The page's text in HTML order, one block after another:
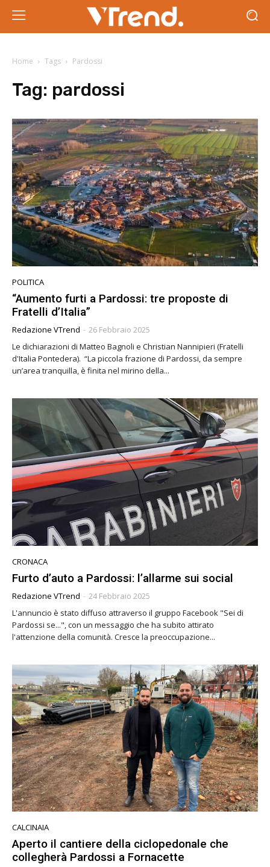
Home Tags Pardossi
Tag: pardossi
POLITICA
“Aumento furti a Pardossi: tre proposte di
Fratelli d’Italia”
Redazione VTrend - 26 Febbraio 2025
Le dichiarazioni di Matteo Bagnoli e Christian Nannipieri (Fratelli
d'Italia Pontedera). “La piccola frazione di Pardossi, da sempre
un’area tranquilla, è finita nel mirino della...
CRONACA
Furto d’auto a Pardossi: l’allarme sui social
Redazione VTrend - 24 Febbraio 2025
L'annuncio è stato diffuso attraverso il gruppo Facebook "Sei di
Pardossi se...", con un messaggio che ha subito attirato
l'attenzione della comunità. Cresce la preoccupazione...
CALCINAIA
Aperto il cantiere della ciclopedonale che
collegherà Pardossi a Fornacette